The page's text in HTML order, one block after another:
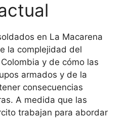
en La Macarena
la complejidad del
y de cómo las
armados y de la
consecuencias
A medida que las
trabajan para abordar